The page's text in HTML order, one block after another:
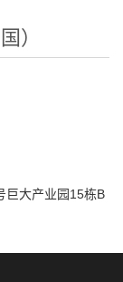
）
巨大产业园15栋B